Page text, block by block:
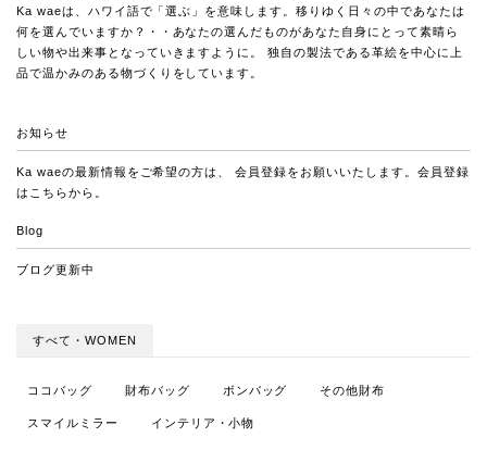
Ka waeは、ハワイ語で「選ぶ」を意味します。移りゆく日々の中であなたは
何を選んでいますか？・・あなたの選んだものがあなた自身にとって素晴ら
しい物や出来事となっていきますように。 独自の製法である革絵を中心に上
品で温かみのある物づくりをしています。
お知らせ
Ka waeの最新情報をご希望の方は、 会員登録をお願いいたします。会員登録
は こちらから 。
Blog
ブログ更新中
すべて・WOMEN
ココバッグ 財布バッグ ボンバッグ その他財布
スマイルミラー インテリア・小物